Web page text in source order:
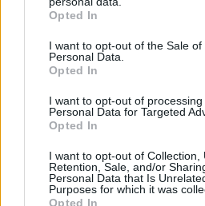
grant or deny consent to Google
use your data for below specified
consent section.
Opted In
I want to opt-out of the Sale of
Personal Data.
Opted In
I want to opt-out of processing
Personal Data for Targeted
Opted In
I want to opt-out of Collection,
Retention, Sale, and/or
Personal Data that Is
Purposes for which it was
Opted In
Προειδοποίηση Μαρουσάκη
χοντρό χαλάζι και
Κλέαρχος Μαρουσάκης,
αδιάκοπες βροχές